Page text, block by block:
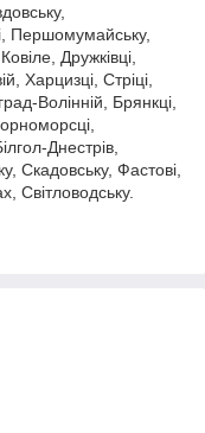
Першомумайську,
Дружківці,
Харцизці, Стріці,
Волінній, Брянкці,
Днестрів,
Скадовську, Фастові,
Світловодську.